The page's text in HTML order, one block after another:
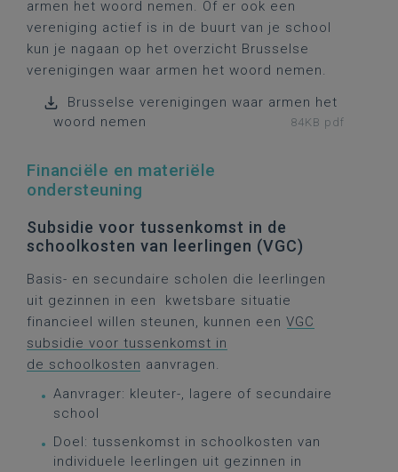
armen het woord nemen. Of er ook een
vereniging actief is in de buurt van je school
kun je nagaan op het overzicht Brusselse
verenigingen waar armen het woord nemen.
Brusselse verenigingen waar armen het
woord nemen
84KB pdf
Financiële en materiële
ondersteuning
Subsidie voor tussenkomst in de
schoolkosten van leerlingen (VGC)
Basis- en secundaire scholen die leerlingen
uit gezinnen in een kwetsbare situatie
financieel willen steunen, kunnen een VGC
subsidie voor tussenkomst in
de schoolkosten aanvragen.
Aanvrager: kleuter-, lagere of secundaire
school
Doel: tussenkomst in schoolkosten van
individuele leerlingen uit gezinnen in